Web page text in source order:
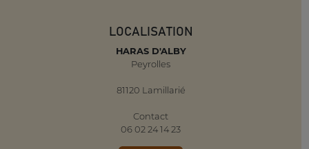
LOCALISATION
HARAS D'ALBY
Peyrolles
81120 Lamillarié
Contact
06 02 24 14 23